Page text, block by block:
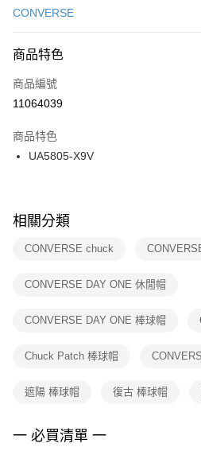
便利好安心！
３．安心：先確認商品／服務後，再付款。
【「AFTEE先享後付」結帳流程】
１．於結帳方式選擇「AFTEE先享後付」
２．訂單成立數日內，您將收到繳費通知簡
３．收到繳費通知簡訊後14天內，點擊此
ATM／網路銀行／等多元方式進行付款，方
※ 交易是否成功請以「AFTEE先享後付 」
是否繳費成功／繳費後需取消欲退款等相
客戶支援中心」 https://
１．透過由恩沛科技股份有限公司提供之
權轉讓予恩沛科技股份有限公司。
３．未成年的使用者請事先徵得法定代理
任。
請求用戶進行身份認證。
５．嚴禁一人註冊多個帳號或使用他人資
運送方式
每筆NT$100，滿NT$1,500(含以上)免
宅配
每筆NT$100，滿NT$1,500(含以上)免
付款後門市自取
每筆NT$100，滿NT$1,500(含以上)免
CONVERSE
商品特色
商品編號
11064039
商品特色
UA5805-X9V
相關分類
CONVERSE chuck
CONVERSE DAY ONE 休閒帽
CONVERSE DAY ONE 棒球帽
Chuck Patch 棒球帽
遮陽 棒球帽 復古 棒球帽
一 必買清單 一